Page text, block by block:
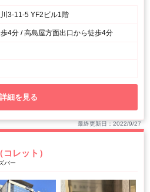
3-11-5 YF2ビル1階
4分 / 高島屋方面出口から徒歩4分
詳細を見る
最終更新日：2022/9/27
レット）
バー